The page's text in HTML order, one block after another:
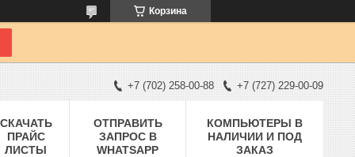
Корзина
+7 (702) 258-00-88 +7 (727) 229-00-09
СКАЧАТЬ
ПРАЙС
ЛИСТЫ
ОТПРАВИТЬ
ЗАПРОС В
WHATSAPP
КОМПЬЮТЕРЫ В
НАЛИЧИИ И ПОД
ЗАКАЗ